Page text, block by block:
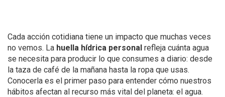
Cada acción cotidiana tiene un impacto que muchas veces
no vemos. La huella hídrica personal refleja cuánta agua
se necesita para producir lo que consumes a diario: desde
la taza de café de la mañana hasta la ropa que usas.
Conocerla es el primer paso para entender cómo nuestros
hábitos afectan al recurso más vital del planeta: el agua.